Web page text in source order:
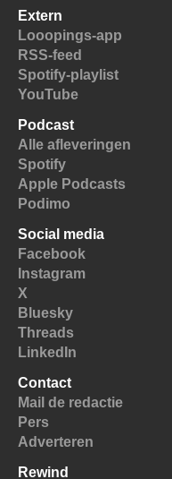
Extern
Looopings-app
RSS-feed
Spotify-playlist
YouTube
Podcast
Alle afleveringen
Spotify
Apple Podcasts
Podimo
Social media
Facebook
Instagram
X
Bluesky
Threads
LinkedIn
Contact
Mail de redactie
Pers
Adverteren
Rewind